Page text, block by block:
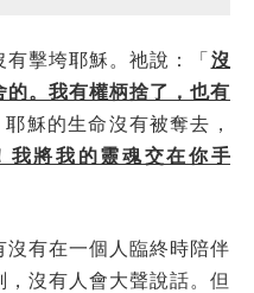
擊垮耶穌。祂說：「沒
。我有權柄捨了，也有
耶穌的生命沒有被奪去，
我將我的靈魂交在你手
有在一個人臨終時陪伴
沒有人會大聲說話。但